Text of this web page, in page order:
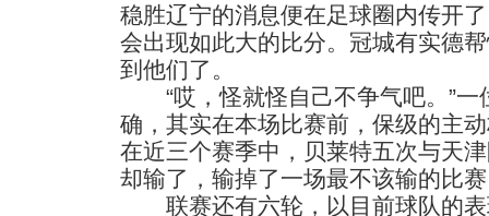
稳胜辽宁的消息便在足球圈内传开
会出现如此大的比分。冠城有实德
到他们了。
“哎，怪就怪自己不争气吧。”一
确，其实在本场比赛前，保级的主
在近三个赛季中，贝莱特五次与天
却输了，输掉了一场最不该输的比
联赛还有六轮，以目前球队的表